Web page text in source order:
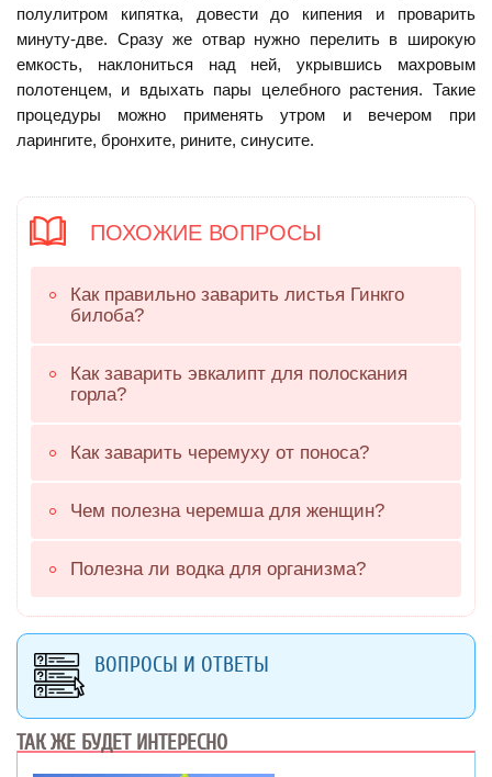
полулитром кипятка, довести до кипения и проварить
минуту-две. Сразу же отвар нужно перелить в широкую
емкость, наклониться над ней, укрывшись махровым
полотенцем, и вдыхать пары целебного растения. Такие
процедуры можно применять утром и вечером при
ларингите, бронхите, рините, синусите.
ПОХОЖИЕ ВОПРОСЫ
Как правильно заварить листья Гинкго
билоба?
Как заварить эвкалипт для полоскания
горла?
Как заварить черемуху от поноса?
Чем полезна черемша для женщин?
Полезна ли водка для организма?
ВОПРОСЫ И ОТВЕТЫ
ТАК ЖЕ БУДЕТ ИНТЕРЕСНО